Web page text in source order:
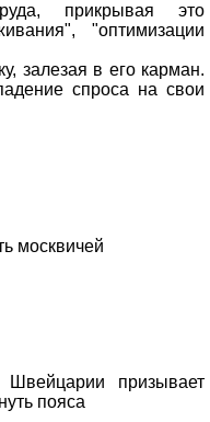
прикрывая это
"оптимизации
залезая в его карман.
спроса на свои
москвичей
Швейцарии призывает
пояса